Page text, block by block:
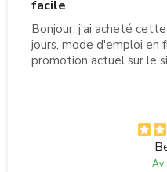
facile
Bonjour, j'ai acheté
jours, mode d'emploi en
promotion actuel sur le